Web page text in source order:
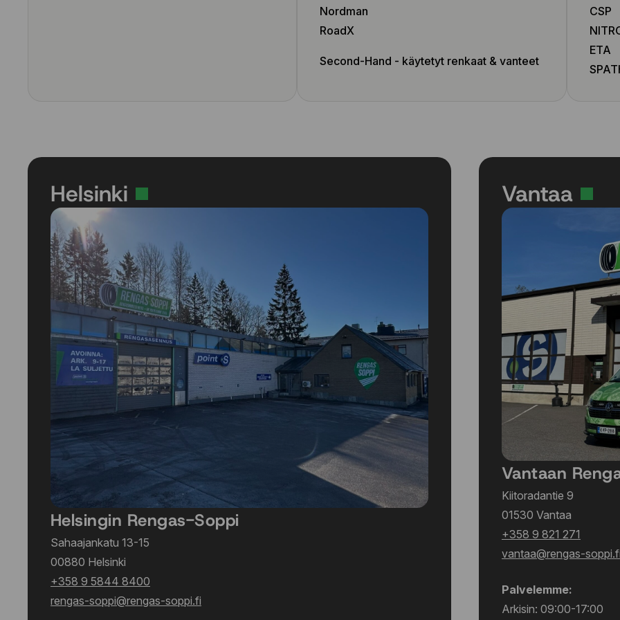
Nordman
RoadX
Second-Hand - käytetyt renkaat & vanteet
CSP
ETA
Helsinki
Helsingin Rengas-Soppi
Sahaajankatu 13-15
00880 Helsinki
+358 9 5844 8400
rengas-soppi@rengas-soppi.fi
Vantaa
Vantaan
Kiitoradantie 9
01530 Vantaa
+358 9 821 271
vantaa@rengas-
Palvelemme:
Arkisin: 09:00-17:00